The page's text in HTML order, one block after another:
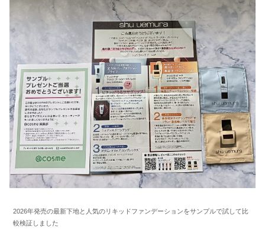
2026年発売の最新下地と人気のリキッドファンデーションをサンプルで試して比
較検証しました